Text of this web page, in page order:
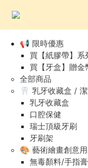
📢 限時優惠
買【紙膠帶】
買【牙盒】贈金
全部商品
🦷 乳牙收藏盒 /
乳牙收藏盒
口腔保健
瑞士頂級牙刷
牙刷架
🎨 藝術繪畫創意
無毒顏料/手指膏